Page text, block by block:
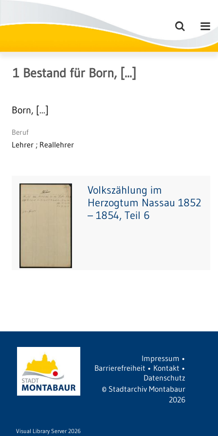
1 Bestand für Born, [...]
Born, [...]
Beruf
Lehrer ; Reallehrer
Volkszählung im
Herzogtum Nassau 1852
– 1854, Teil 6
Impressum •
Barrierefreiheit • Kontakt •
Datenschutz
© Stadtarchiv Montabaur
2026
Visual Library Server 2026